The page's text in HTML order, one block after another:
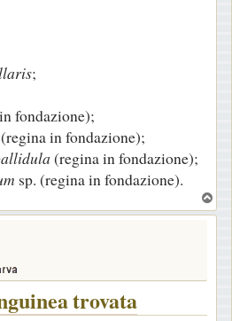
;
fondazione);
(regina in fondazione);
(regina in fondazione);
sp. (regina in fondazione).
o
trovata